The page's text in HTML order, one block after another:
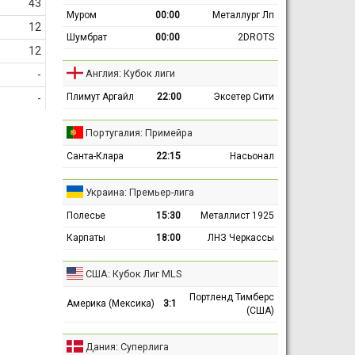
43
12
12
-
-
Муром
00:00
Металлург Лп
Шумбрат
00:00 2DROTS
Англия: Кубок лиги
Плимут Аргайл 22:00 Эксетер Сити
Португалия: Примейра
Санта-Клара 22:15 Насьонал
Украина: Премьер-лига
Полесье 15:30
Металлист 1925
Карпаты
18:00 ЛНЗ Черкассы
США: Кубок Лиг MLS
Америка (Мексика) 3:1
Портленд Тимберс
(США)
Дания: Суперлига